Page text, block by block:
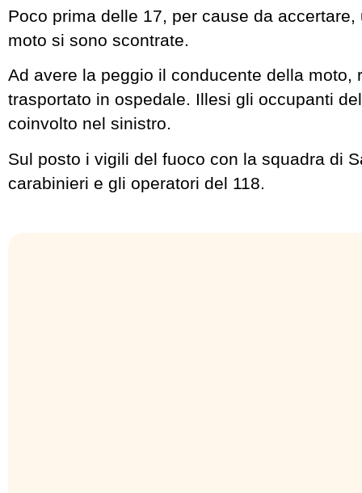
Poco prima delle 17, per cause da accertare,
moto si sono scontrate.
Ad avere la peggio il conducente della moto,
trasportato in ospedale. Illesi gli occupanti
coinvolto nel sinistro.
Sul posto i vigili del fuoco con la squadra di
carabinieri e gli operatori del 118.